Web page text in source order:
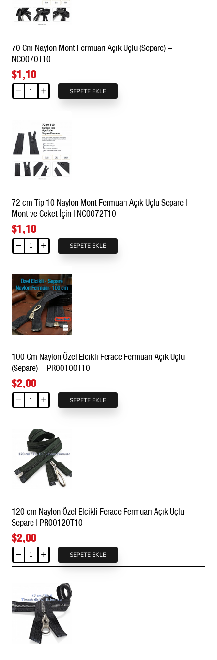
Uçlu
(Separe)
70 Cm Naylon Mont Fermuarı Açık Uçlu (Separe) -
NC0070T10
$1,10
70
Cm
Fermuarı
Açık
Uçlu
(Separe)
SEPETE EKLE
72 cm Tip 10 Naylon Mont Fermuarı Açık Uçlu Separe |
Mont ve Ceket İçin | NC0072T10
$1,10
72
cm
10
Naylon
Mont
Fermuarı
Açık
Uçlu
|
Mont
ve
Ceket
İçin
|
SEPETE EKLE
100 Cm Naylon Özel Elcikli Ferace Fermuarı Açık Uçlu
(Separe) - PR00100T10
$2,00
100
Cm
Elcikli
Ferace
Fermuarı
Açık
-
PR00100T10
SEPETE EKLE
120 cm Naylon Özel Elcikli Ferace Fermuarı Açık Uçlu
Separe | PR00120T10
$2,00
120
cm
Elcikli
Ferace
Fermuarı
SEPETE EKLE